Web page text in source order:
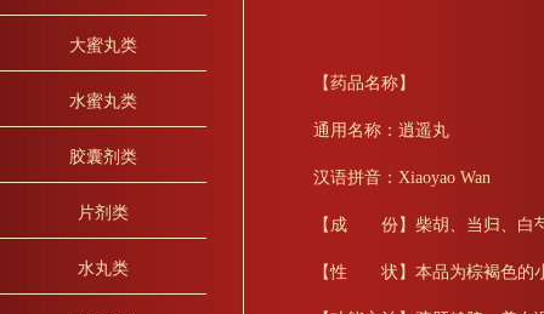
大蜜丸类
水蜜丸类
胶囊剂类
片剂类
水丸类
【药品名称】
通用名称：逍遥丸
汉语拼音：Xiaoyao Wan
【成 份】柴胡、当归、白
【性 状】本品为棕褐色的